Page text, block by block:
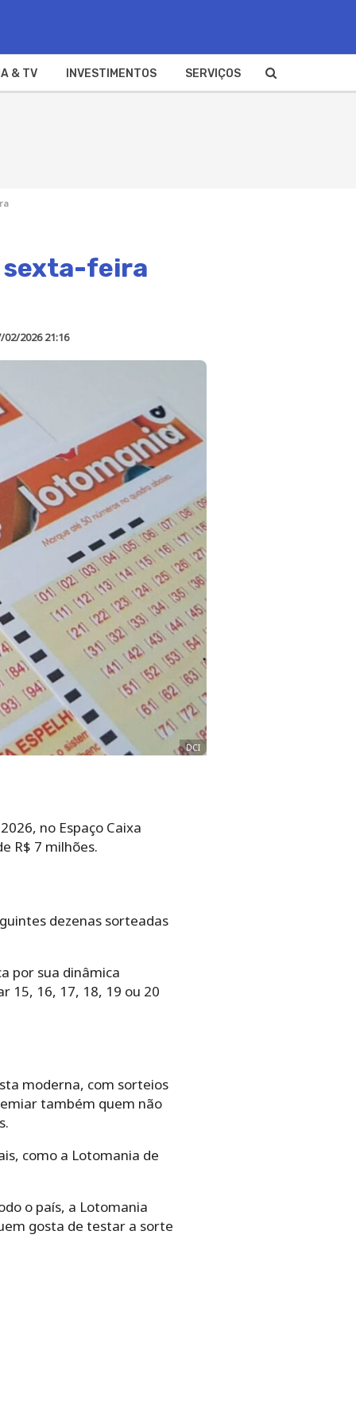
& TV INVESTIMENTOS SERVIÇOS
sexta-feira
02/2026 21:16
DCI
no Espaço Caixa
R$ 7 milhões.
dezenas sorteadas
por sua dinâmica
15, 16, 17, 18, 19 ou 20
moderna, com sorteios
também quem não
como a Lotomania de
o país, a Lotomania
gosta de testar a sorte